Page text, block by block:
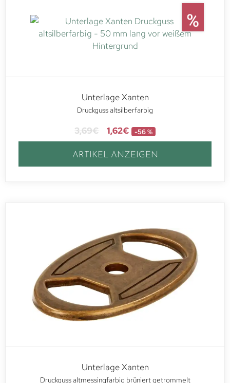
Unterlage Xanten
Druckguss altsilberfarbig
3,69€ 1,62€ -56 %
ARTIKEL ANZEIGEN
Unterlage Xanten
Druckguss altmessingfarbig brüniert getrommelt